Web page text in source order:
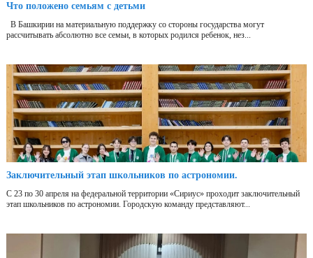
Что положено семьям с детьми
В Башкирии на материальную поддержку со стороны государства могут
рассчитывать абсолютно все семьи, в которых родился ребенок, нез...
Заключительный этап школьников по астрономии.
С 23 по 30 апреля на федеральной территории «Сириус» проходит заключительный
этап школьников по астрономии. Городскую команду представляют...